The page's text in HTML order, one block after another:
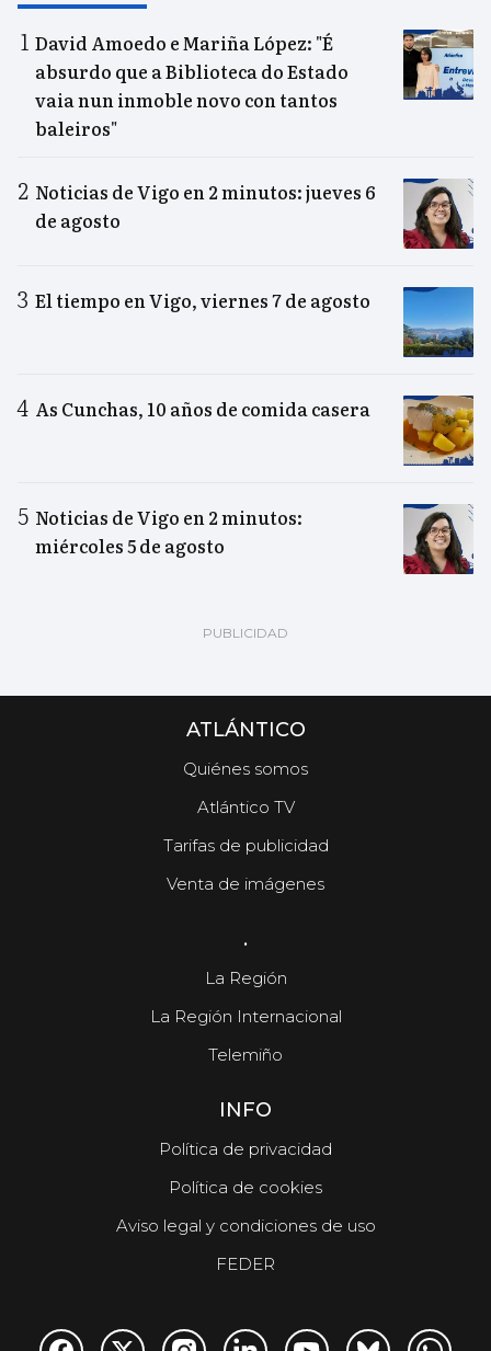
David Amoedo e Mariña López: "É
absurdo que a Biblioteca do Estado
vaia nun inmoble novo con tantos
baleiros"
Noticias de Vigo en 2 minutos: jueves 6
de agosto
El tiempo en Vigo, viernes 7 de agosto
As Cunchas, 10 años de comida casera
Noticias de Vigo en 2 minutos:
miércoles 5 de agosto
ATLÁNTICO
Quiénes somos
Atlántico TV
Tarifas de publicidad
Venta de imágenes
.
La Región
La Región Internacional
Telemiño
INFO
Política de privacidad
Política de cookies
Aviso legal y condiciones de uso
FEDER